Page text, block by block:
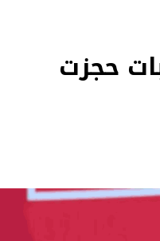
يتشكل.. 4 منتخبات حجزت